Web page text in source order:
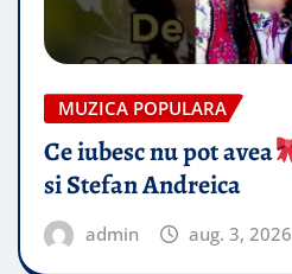
MUZICA POPULARA
Ce iubesc nu pot avea
si Stefan Andreica
admin aug. 3, 2026